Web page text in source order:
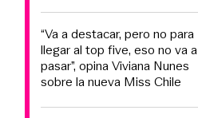
“Va a destacar, pero no para
llegar al top five, eso no va a
pasar”, opina Viviana Nunes
sobre la nueva Miss Chile